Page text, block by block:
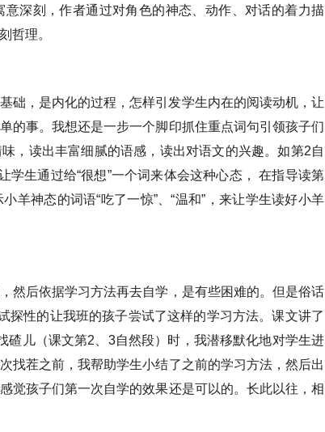
深刻，作者通过对角色的神态、动作、对话的着力描
哲理。
础，是内化的过程，怎样引发学生内在的阅读动机，让
的事。我想还是一步一个脚印抓住重点词句引领孩子们
，读出丰富细腻的语感，读出对语文的兴趣。如第2自
学生通过给“很想”一个词来体会这种心态， 在指导读第
羊神态的词语“吃了一惊”、“温和”，来让学生读好小羊
，然后依据学习方法再去自学，是有些困难的。但是俗话
探性的让我班的孩子尝试了这样的学习方法。课文讲了
儿（课文第2、3自然段）时，我潜移默化地对学生进
找茬之前，我帮助学生小结了之前的学习方法，然后出
觉孩子们第一次自学的效果还是可以的。长此以往，相